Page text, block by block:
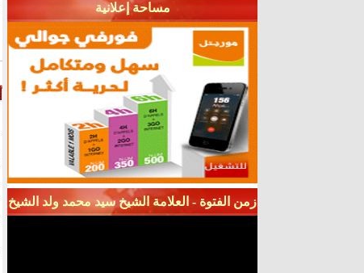
مساحة إعلانية
زمن الفتوة - العلامة الشيخ سيد محمد ولد الشيخ